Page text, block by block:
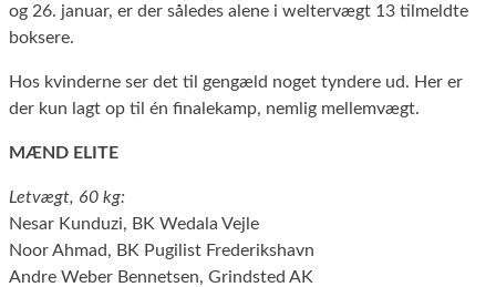
og 26. januar, er der således alene i weltervægt 13 tilmeldte
boksere.
Hos kvinderne ser det til gengæld noget tyndere ud. Her er
der kun lagt op til én finalekamp, nemlig mellemvægt.
MÆND ELITE
Letvægt, 60 kg:
Nesar Kunduzi, BK Wedala Vejle
Noor Ahmad, BK Pugilist Frederikshavn
Andre Weber Bennetsen, Grindsted AK